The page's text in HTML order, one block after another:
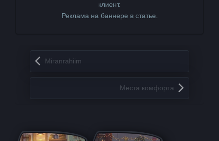
клиент.
Реклама на баннере в статье.
Запись навигация
Miranrahiim
Места комфорта